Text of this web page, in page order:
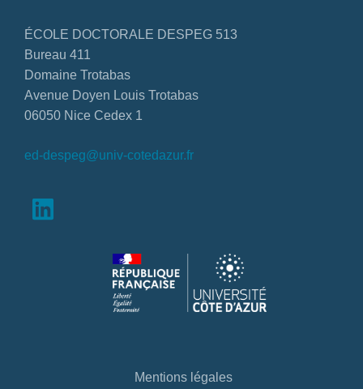
ÉCOLE DOCTORALE DESPEG 513
Bureau 411
Domaine Trotabas
Avenue Doyen Louis Trotabas
06050 Nice Cedex 1
ed-despeg@univ-cotedazur.fr
Mentions légales